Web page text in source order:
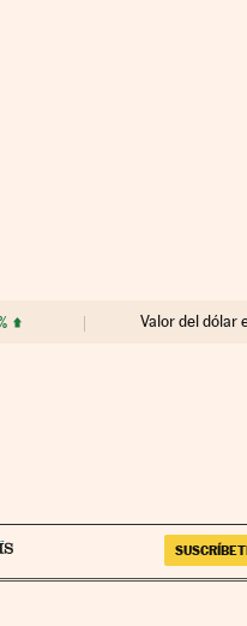
Valor del dólar